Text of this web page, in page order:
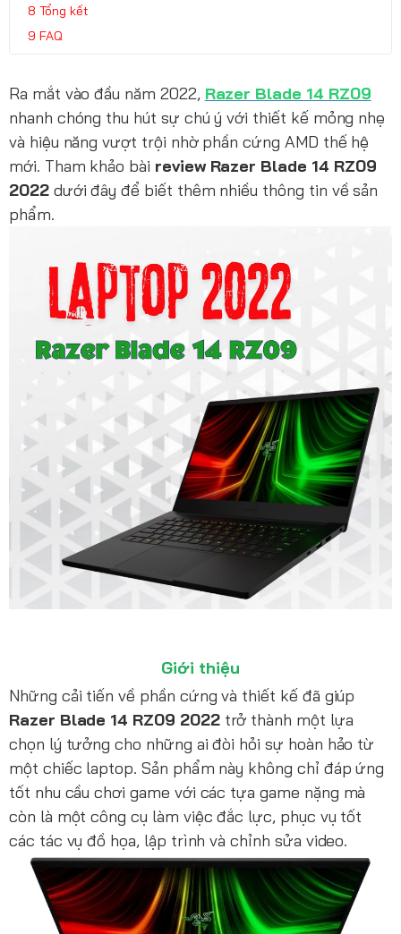
Tổng kết
FAQ
Ra mắt vào đầu năm 2022, Razer Blade 14 RZ09
nhanh chóng thu hút sự chú ý với thiết kế mỏng nhẹ
và hiệu năng vượt trội nhờ phần cứng AMD thế hệ
mới. Tham khảo bài review Razer Blade 14 RZ09
2022dưới đây để biết thêm nhiều thông tin về sản
phẩm.
Giới thiệu
Những cải tiến về phần cứng và thiết kế đã giúp
Razer Blade 14 RZ09 2022trở thành một lựa
chọn lý tưởng cho những ai đòi hỏi sự hoàn hảo từ
một chiếc laptop. Sản phẩm này không chỉ đáp ứng
tốt nhu cầu chơi game với các tựa game nặng mà
còn là một công cụ làm việc đắc lực, phục vụ tốt
các tác vụ đồ họa, lập trình và chỉnh sửa video.